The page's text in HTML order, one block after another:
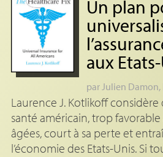
Un plan
aux
parJulien Damon
Laurence J. Kotlikoff
santé américain, trop
âgées, court à sa perte et
l’économie des Etats-Unis. Si